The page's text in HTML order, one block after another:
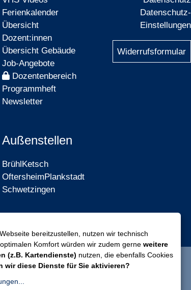
Ferienkalender
Übersicht
Dozent:innen
Übersicht Gebäude
Job-Angebote
Dozentenbereich
Programmheft
Newsletter
Außenstellen
BrühlKetsch
OftersheimPlankstadt
Schwetzingen
Datenschutz-
Einstellungen
Widerrufsformular
bereitzustellen, nutzen wir technisch
Komfort würden wir zudem gerneweitere
(z.B. Kartendienste) nutzen, die ebenfalls Cookies
wir diese Dienste für Sie aktivieren?